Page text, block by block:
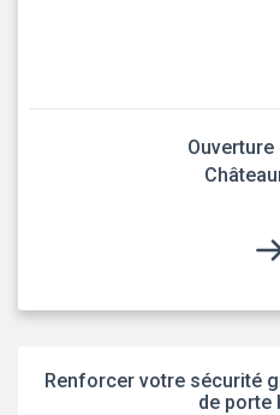
Renforcer votre sécurité
de porte